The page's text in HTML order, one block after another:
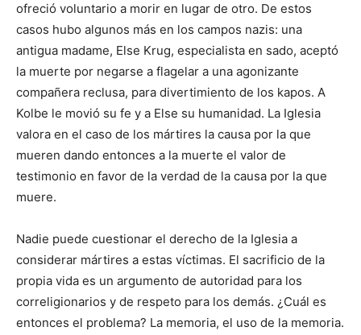
ofreció voluntario a morir en lugar de otro. De estos
casos hubo algunos más en los campos nazis: una
antigua madame, Else Krug, especialista en sado, aceptó
la muerte por negarse a flagelar a una agonizante
compañera reclusa, para divertimiento de los kapos. A
Kolbe le movió su fe y a Else su humanidad. La Iglesia
valora en el caso de los mártires la causa por la que
mueren dando entonces a la muerte el valor de
testimonio en favor de la verdad de la causa por la que
muere.
Nadie puede cuestionar el derecho de la Iglesia a
considerar mártires a estas víctimas. El sacrificio de la
propia vida es un argumento de autoridad para los
correligionarios y de respeto para los demás. ¿Cuál es
entonces el problema? La memoria, el uso de la memoria.